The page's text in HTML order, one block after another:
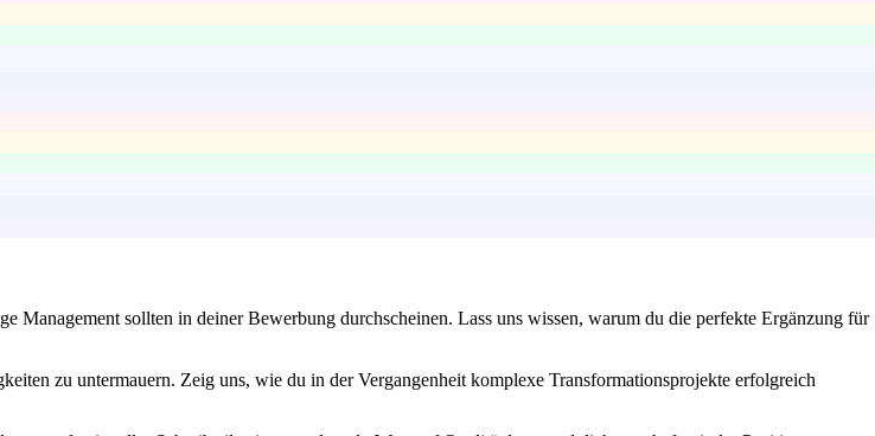
sollten in deiner Bewerbung durchscheinen. Lass uns wissen, warum du die perfekte Ergänzung für
zu untermauern. Zeig uns, wie du in der Vergangenheit komplexe Transformationsprojekte erfolgreich